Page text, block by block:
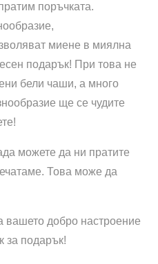
поръчката.
миене в миялна
подарък! При това не
бели чаши, а много
ще се чудите
можете да ни пратите
Това може да
вашето добро настроение
за подарък!